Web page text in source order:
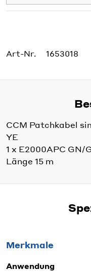
Art-Nr. 1653018
CCM Patchkabel
YE
1 x E2000APC GN/
Länge 15 m
Merkmale
Anwendung